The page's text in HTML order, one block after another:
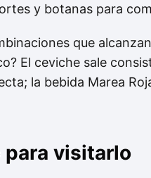
y botanas para
que
El ceviche sale
la bebida Marea
visitarlo